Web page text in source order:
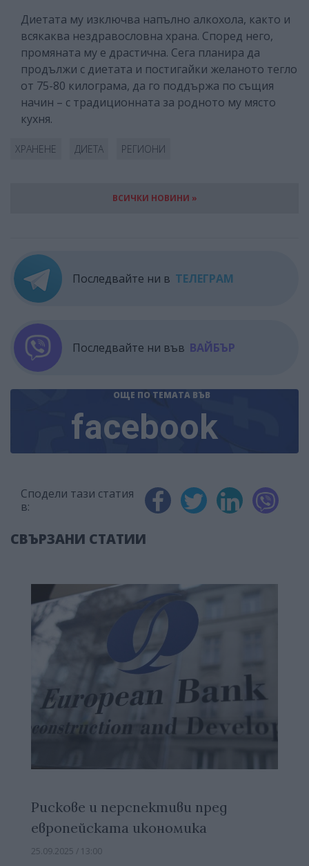
Диетата му изключва напълно алкохола, както и
всякаква нездравословна храна. Според него,
промяната му е драстична. Сега планира да
продължи с диетата и постигайки желаното тегло
от 75-80 килограма, да го поддържа по същия
начин – с традиционната за родното му място
кухня.
ХРАНЕНЕ ДИЕТА РЕГИОНИ
ВСИЧКИ НОВИНИ »
Последвайте ни в ТЕЛЕГРАМ
Последвайте ни във ВАЙБЪР
ОЩЕ ПО ТЕМАТА ВЪВ
facebook
Сподели тази статия
в:
СВЪРЗАНИ СТАТИИ
Рискове и перспективи пред
европейската икономика
25.09.2025 / 13:00